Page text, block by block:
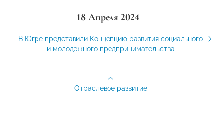
18 Апреля 2024
В Югре представили Концепцию развития социального
и молодежного предпринимательства
Отраслевое развитие